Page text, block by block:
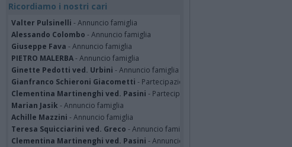
Ricordiamo i nostri cari
Valter Pulsinelli - Annuncio famiglia
Alessando Colombo - Annuncio famiglia
Giuseppe Fava - Annuncio famiglia
PIETRO MALERBA- Annuncio famiglia
Ginette Pedotti ved. Urbini - Annuncio famiglia
Gianfranco Schieroni Giacometti - Partecipazione
Clementina Martinenghi ved. Pasini - Partecipazione
Marian Jasik - Annuncio famiglia
Achille Mazzini - Annuncio famiglia
Teresa Squicciarini ved. Greco - Annuncio famiglia
Clementina Martinenghi ved. Pasini - Annuncio famiglia